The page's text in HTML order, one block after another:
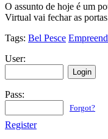
O assunto de hoje é um
Virtual vai fechar as
Tags: Bel Pesce
User:
Pass:
Forgot?
Register